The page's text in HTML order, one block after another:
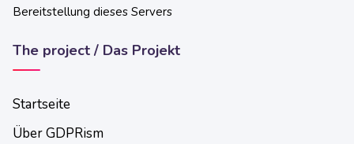
Bereitstellung dieses Servers
The project / Das Projekt
Startseite
Über GDPRism